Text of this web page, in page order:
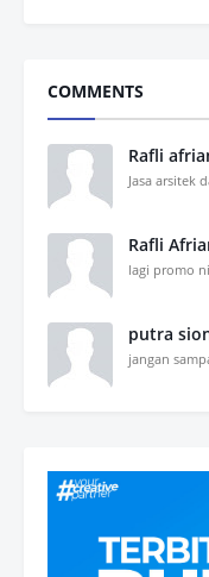
COMMENTS
Rafli
Jasa arsitek
Rafli
lagi promo
putra
jangan